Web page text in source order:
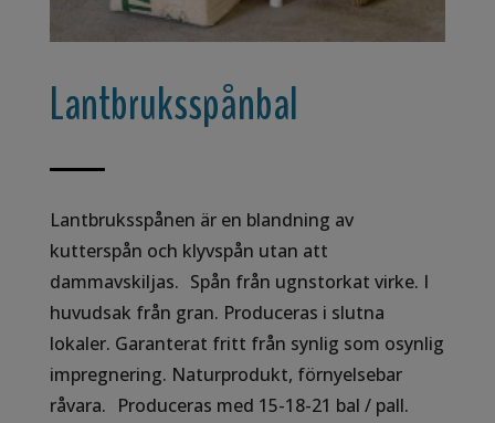
Lantbruksspånbal
Lantbruksspånen är en blandning av
kutterspån och klyvspån utan att
dammavskiljas. Spån från ugnstorkat virke. I
huvudsak från gran. Produceras i slutna
lokaler. Garanterat fritt från synlig som osynlig
impregnering. Naturprodukt, förnyelsebar
råvara. Produceras med 15-18-21 bal / pall.